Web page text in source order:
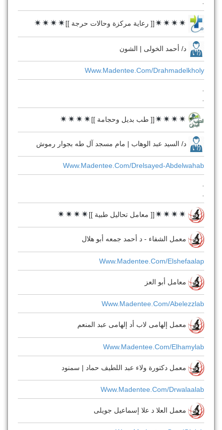
[[ رعاية مركزة وحالات حرجة ]]
د/ أحمد الخولى | الشون
Www.madentee.com/drahmadelkholy
[[ طب بديل وحجامة ]]
د/ السيد عبد الوهاب | مام مسجد آل طه بجوار رموش
Www.madentee.com/drelsayed-Abdelwahab
[[ معامل تحاليل طبية ]]
معمل الشفاء - د أحمد جمعه أبو هلال
Www.madentee.com/elshefaalap
معامل أبو العز
Www.madentee.com/abelezzlab
معمل إلهامى لاب أد إلهامى عبد المنعم
Www.madentee.com/elhamylab
معمل دكتورة ولاء عبد اللطيف حماد | سمنود
Www.madentee.com/drwalaalab
معمل العلا د علا إسماعيل جويلى